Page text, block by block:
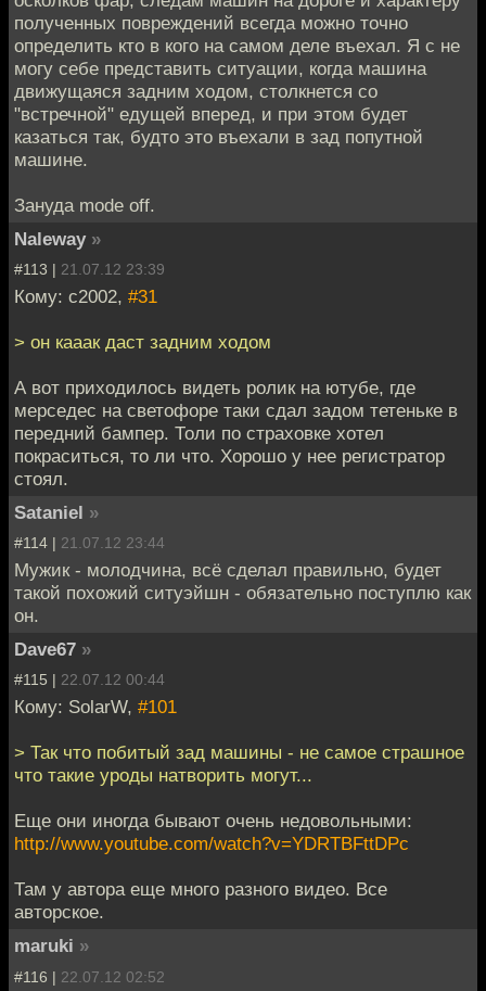
полученных повреждений всегда можно точно
определить кто в кого на самом деле въехал. Я с не
могу себе представить ситуации, когда машина
движущаяся задним ходом, столкнется со
"встречной" едущей вперед, и при этом будет
казаться так, будто это въехали в зад попутной
машине.
Зануда mode off.
Naleway »
#113 | 21.07.12 23:39
Кому: c2002, #31
> он кааак даст задним ходом
А вот приходилось видеть ролик на ютубе, где
мерседес на светофоре таки сдал задом тетеньке в
передний бампер. Толи по страховке хотел
покраситься, то ли что. Хорошо у нее регистратор
стоял.
Sataniel »
#114 | 21.07.12 23:44
Мужик - молодчина, всё сделал правильно, будет
такой похожий ситуэйшн - обязательно поступлю как
он.
Dave67 »
#115 | 22.07.12 00:44
Кому: SolarW, #101
> Так что побитый зад машины - не самое страшное
что такие уроды натворить могут...
Еще они иногда бывают очень недовольными:
http://www.youtube.com/watch?v=YDRTBFttDPc
Там у автора еще много разного видео. Все
авторское.
maruki »
#116 | 22.07.12 02:52